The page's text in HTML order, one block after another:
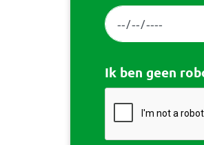
Ik ben geen